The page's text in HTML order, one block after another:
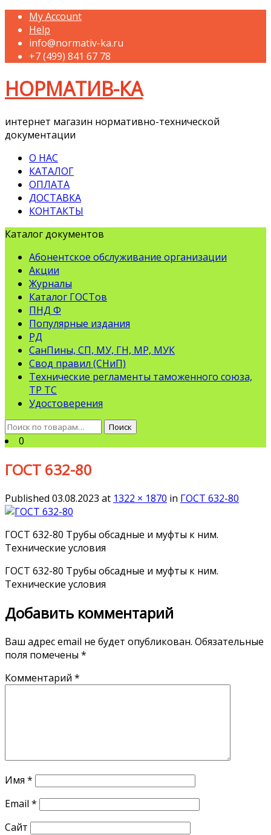
My Account
Help
info@normativ-ka.ru
+7 (499) 841 67 78
НОРМАТИВ-КА
интернет магазин нормативно-технической
документации
О НАС
КАТАЛОГ
ОПЛАТА
ДОСТАВКА
КОНТАКТЫ
Каталог документов
Абонентское обслуживание организации
Акции
Журналы
Каталог ГОСТов
ПНД Ф
Популярные издания
РД
СанПины, СП, МУ, ГН, МР, МУК
Свод правил (СНиП)
Технические регламенты таможенного союза,
ТР ТС
Удостоверения
Искать:
Поиск
0
ГОСТ 632-80
Published 03.08.2023 at 1322 × 1870 in ГОСТ 632-80
ГОСТ 632-80 Трубы обсадные и муфты к ним.
Технические условия
ГОСТ 632-80 Трубы обсадные и муфты к ним.
Технические условия
Добавить комментарий
Ваш адрес email не будет опубликован. Обязательные
поля помечены *
Комментарий *
Имя *
Email *
Сайт